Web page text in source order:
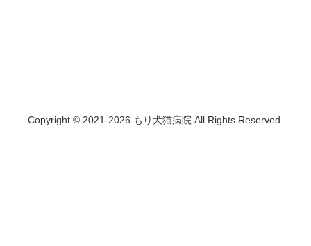
Copyright © 2021-2026 もり犬猫病院 All Rights Reserved.